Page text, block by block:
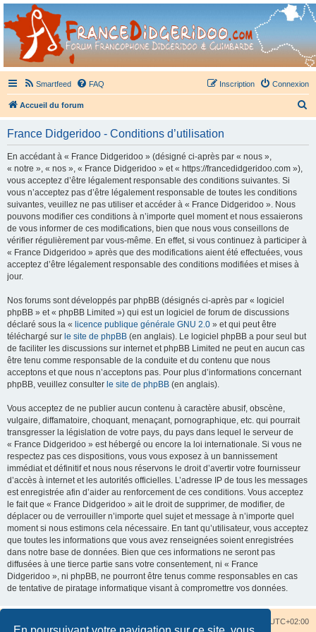
France Didgeridoo
Didgeridoo et Guimbarde sur France Didgeridoo - retrouvez la communauté.
Smartfeed FAQ Connexion
Inscription
Accueil du forum
France Didgeridoo - Conditions d’utilisation
En accédant à « France Didgeridoo » (désigné ci-après par « nous »,
« notre », « nos », « France Didgeridoo » et « https://francedidgeridoo.com »),
vous acceptez d’être légalement responsable des conditions suivantes. Si
vous n’acceptez pas d’être légalement responsable de toutes les conditions
suivantes, veuillez ne pas utiliser et accéder à « France Didgeridoo ». Nous
pouvons modifier ces conditions à n’importe quel moment et nous essaierons
de vous informer de ces modifications, bien que nous vous conseillons de
vérifier régulièrement par vous-même. En effet, si vous continuez à participer à
« France Didgeridoo » après que des modifications aient été effectuées, vous
acceptez d’être légalement responsable des conditions modifiées et mises à
jour.
Nos forums sont développés par phpBB (désignés ci-après par « logiciel
phpBB » et « phpBB Limited ») qui est un logiciel de forum de discussions
déclaré sous la « licence publique générale GNU 2.0 » et qui peut être
téléchargé sur le site de phpBB (en anglais). Le logiciel phpBB a pour seul but
de faciliter les discussions sur internet et phpBB Limited ne peut en aucun cas
être tenu comme responsable de la conduite et du contenu que nous
acceptons et que nous n’acceptons pas. Pour plus d’informations concernant
phpBB, veuillez consulter le site de phpBB (en anglais).
Vous acceptez de ne publier aucun contenu à caractère abusif, obscène,
vulgaire, diffamatoire, choquant, menaçant, pornographique, etc. qui pourrait
transgresser la législation de votre pays, du pays dans lequel le serveur de
« France Didgeridoo » est hébergé ou encore la loi internationale. Si vous ne
respectez pas ces dispositions, vous vous exposez à un bannissement
immédiat et définitif et nous nous réservons le droit d’avertir votre fournisseur
d’accès à internet et les autorités officielles. L’adresse IP de tous les messages
est enregistrée afin d’aider au renforcement de ces conditions. Vous acceptez
le fait que « France Didgeridoo » ait le droit de supprimer, de modifier, de
déplacer ou de verrouiller n’importe quel sujet et message à n’importe quel
moment si nous estimons cela nécessaire. En tant qu’utilisateur, vous acceptez
que toutes les informations que vous avez renseignées soient enregistrées
dans notre base de données. Bien que ces informations ne seront pas
diffusées à une tierce partie sans votre consentement, ni « France
Didgeridoo », ni phpBB, ne pourront être tenus comme responsables en cas
de tentative de piratage informatique visant à compromettre vos données.
UTC+02:00